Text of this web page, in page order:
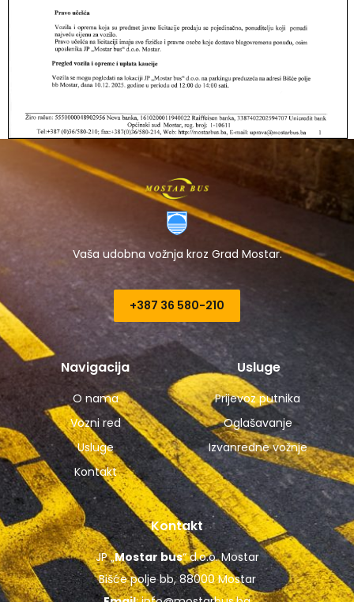
Vaša udobna vožnja kroz Grad Mostar.
+387 36 580-210​
Navigacija
O nama
Vozni red
Usluge
Kontakt
Usluge
Prijevoz putnika
Oglašavanje
Izvanredne vožnje
Kontakt
JP „Mostar bus“ d.o.o. Mostar
Bišće polje bb, 88000 Mostar